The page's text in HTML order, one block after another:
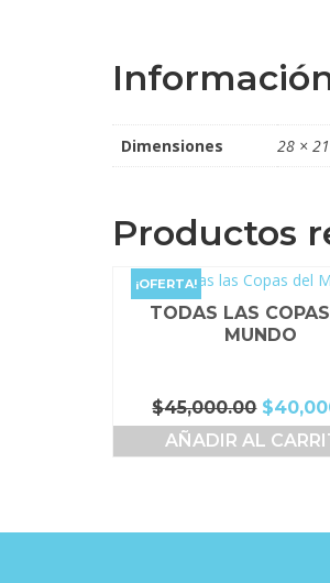
Dimensiones 28 ×
Productos
¡OFERTA!
TODAS LAS
MUNDO
$45,000.00 El
precio
$
AÑADIR AL